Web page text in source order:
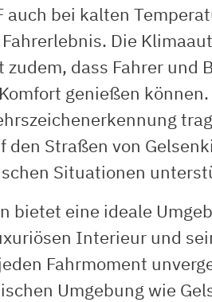
auch bei kalten
Die
zudem, dass Fahrer und
genießen
den Straßen von
Situationen
bietet eine ideale
Interieur und
Fahrmoment
Umgebung wie